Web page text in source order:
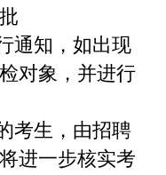
知，如出现
对象，并进行
生，由招聘
进一步核实考